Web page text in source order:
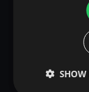
sie Prayer
Support im
Moonlight
Dungeon
Ihre Staerke
ab, alsoSHOW